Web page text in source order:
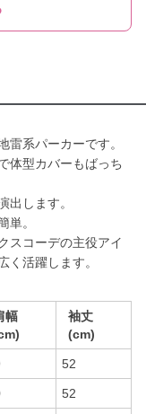
雷系パーカーです。
体型カバーもばっち
出します。
単。
スコーデの主役アイ
く活躍します。
幅
袖丈
(cm)
52
52